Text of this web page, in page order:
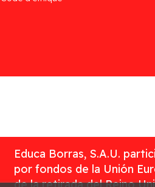
Educa Borras, S.A.U.
por fondos de la Unión